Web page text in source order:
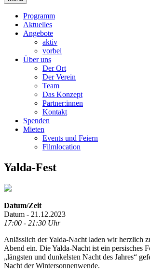
Programm
Aktuelles
Angebote
aktiv
vorbei
Über uns
Der Ort
Der Verein
Team
Das Konzept
Partner:innen
Kontakt
Spenden
Mieten
Events und Feiern
Filmlocation
Yalda-Fest
Datum/Zeit
Datum - 21.12.2023
17:00 - 21:30 Uhr
Anlässlich der Yalda-Nacht laden wir herzlich
Abend ein. Die Yalda-Nacht ist ein persisches
„längsten und dunkelsten Nacht des Jahres“
Nacht der Wintersonnenwende.